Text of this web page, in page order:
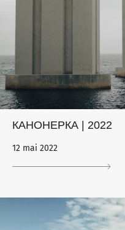
КАНОНЕРКА | 2022
12 mai 2022